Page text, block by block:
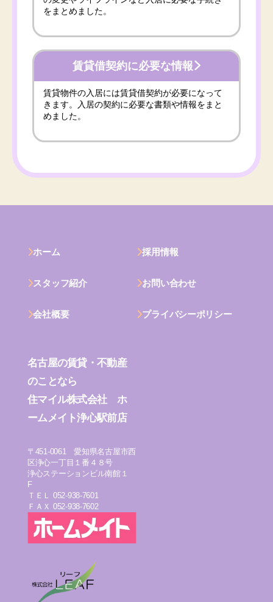
をまとめました。
賃貸借契約に必要な情報
賃貸物件の入居には賃貸借契約が必要になって
きます。入居の契約に必要な書類や情報をまと
めました。
ホーム
スタッフ紹介
会社概要
採用情報
お問い合わせ
プライバシーポリシー
名古屋の賃貸・不動産
のことなら
住マイル株式会社 ホ
ームメイト浄心駅前店
〒451-0061 愛知県名古屋市西
区浄心一丁目１番４８号
浄心ステーションビル南館１
F
ＴＥＬ 052-938-7601
ＦＡＸ 052-938-7602